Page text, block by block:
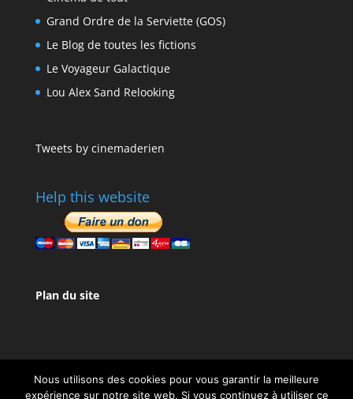
Grand Ordre de la Serviette (GOS)
Le Blog de toutes les fictions
Le Voyageur Galactique
Lou Alex Sand Relooking
Tweets by cinemaderien
Help this website
Plan du site
Nous utilisons des cookies pour vous garantir la meilleure
expérience sur notre site web. Si vous continuez à utiliser ce